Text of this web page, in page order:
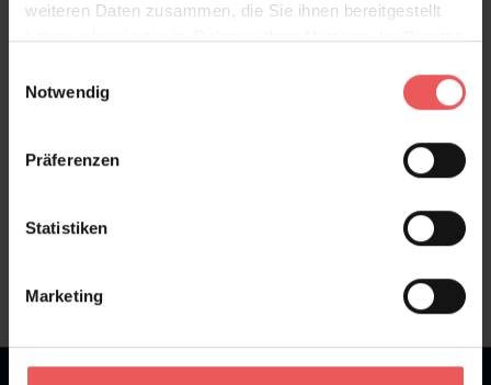
weiteren Daten zusammen, die Sie ihnen bereitgestellt
haben oder die sie im Rahmen Ihrer Nutzung der Dienste
Notwendig
Präferenzen
Statistiken
Marketing
Bewertungen
FAQ